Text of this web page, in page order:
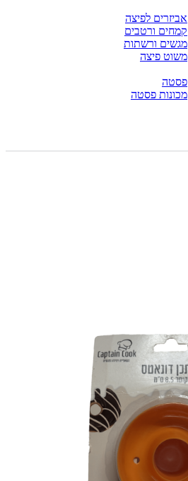
אביזרים לפיצה
קמחים ורטבים
מגשים ורשתות
משוט פיצה
פסטה
מכונות פסטה